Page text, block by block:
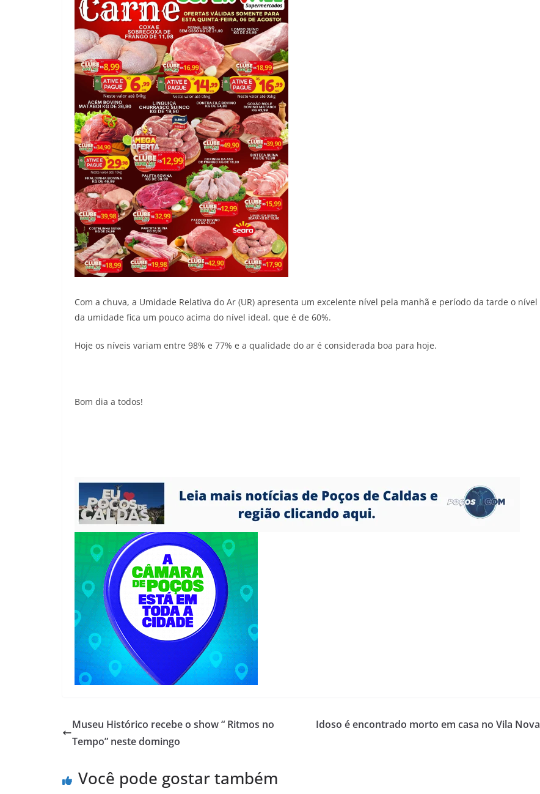
Com a chuva, a Umidade Relativa do Ar (UR) apresenta um excelente nível pela manhã e período da tarde o nível
da umidade fica um pouco acima do nível ideal, que é de 60%.
Hoje os níveis variam entre 98% e 77% e a qualidade do ar é considerada boa para hoje.
Bom dia a todos!
Museu Histórico recebe o show “ Ritmos no
Tempo” neste domingo
Idoso é encontrado morto em casa no Vila Nova
Você pode gostar também